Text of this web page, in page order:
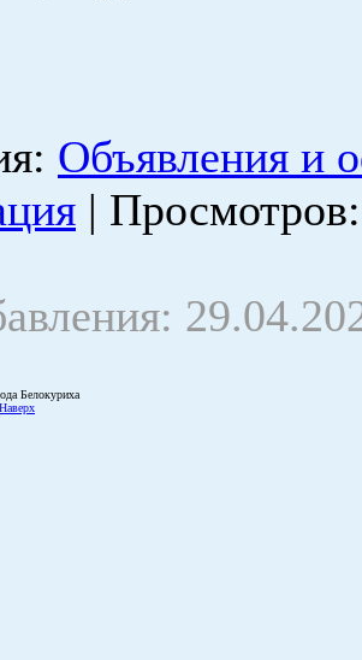
: Объявления и
| Просмотров
Белокуриха
Наверх